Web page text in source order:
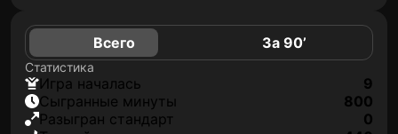
Всего За 90’
Статистика
игра началась
9
сыгранные минуты
800
разыгран стандарт
0